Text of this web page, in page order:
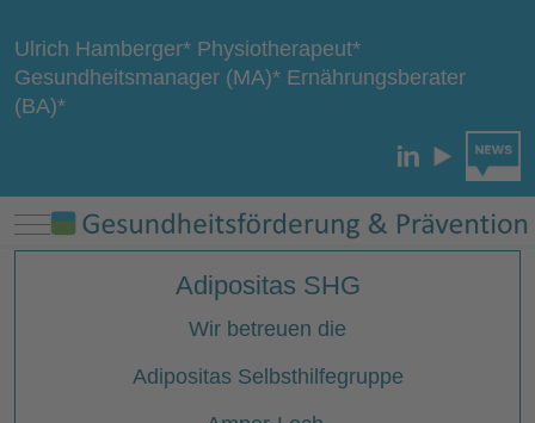
Ulrich Hamberger* Physiotherapeut*
Gesundheitsmanager (MA)* Ernährungsberater
(BA)*
Mobile Menu Toggle
Adipositas SHG
Wir betreuen die
Adipositas Selbsthilfegruppe